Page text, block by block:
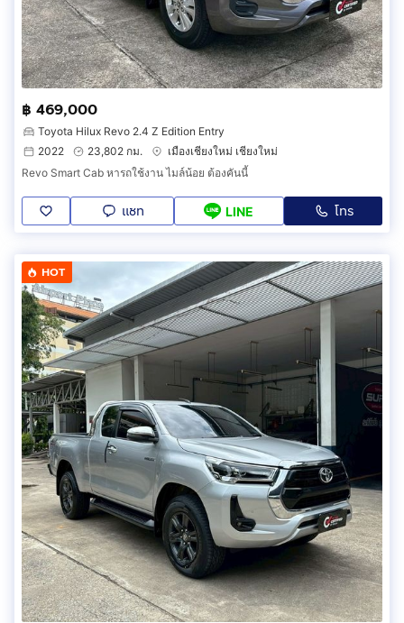
฿ 469,000
Toyota Hilux Revo 2.4 Z Edition Entry
2022
23,802 กม.
เมืองเชียงใหม่ เชียงใหม่
Revo Smart Cab หารถใช้งาน ไมล์น้อย ต้องคันนี้
แชท LINE โทร
HOT